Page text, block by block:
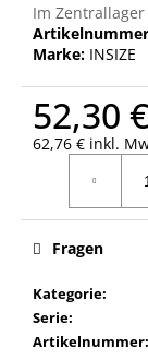
Im
Marke: INSIZE
52,30 €
62,76 € inkl.
Kategorie:
Serie:
Artikelnummer:
Fragen
e